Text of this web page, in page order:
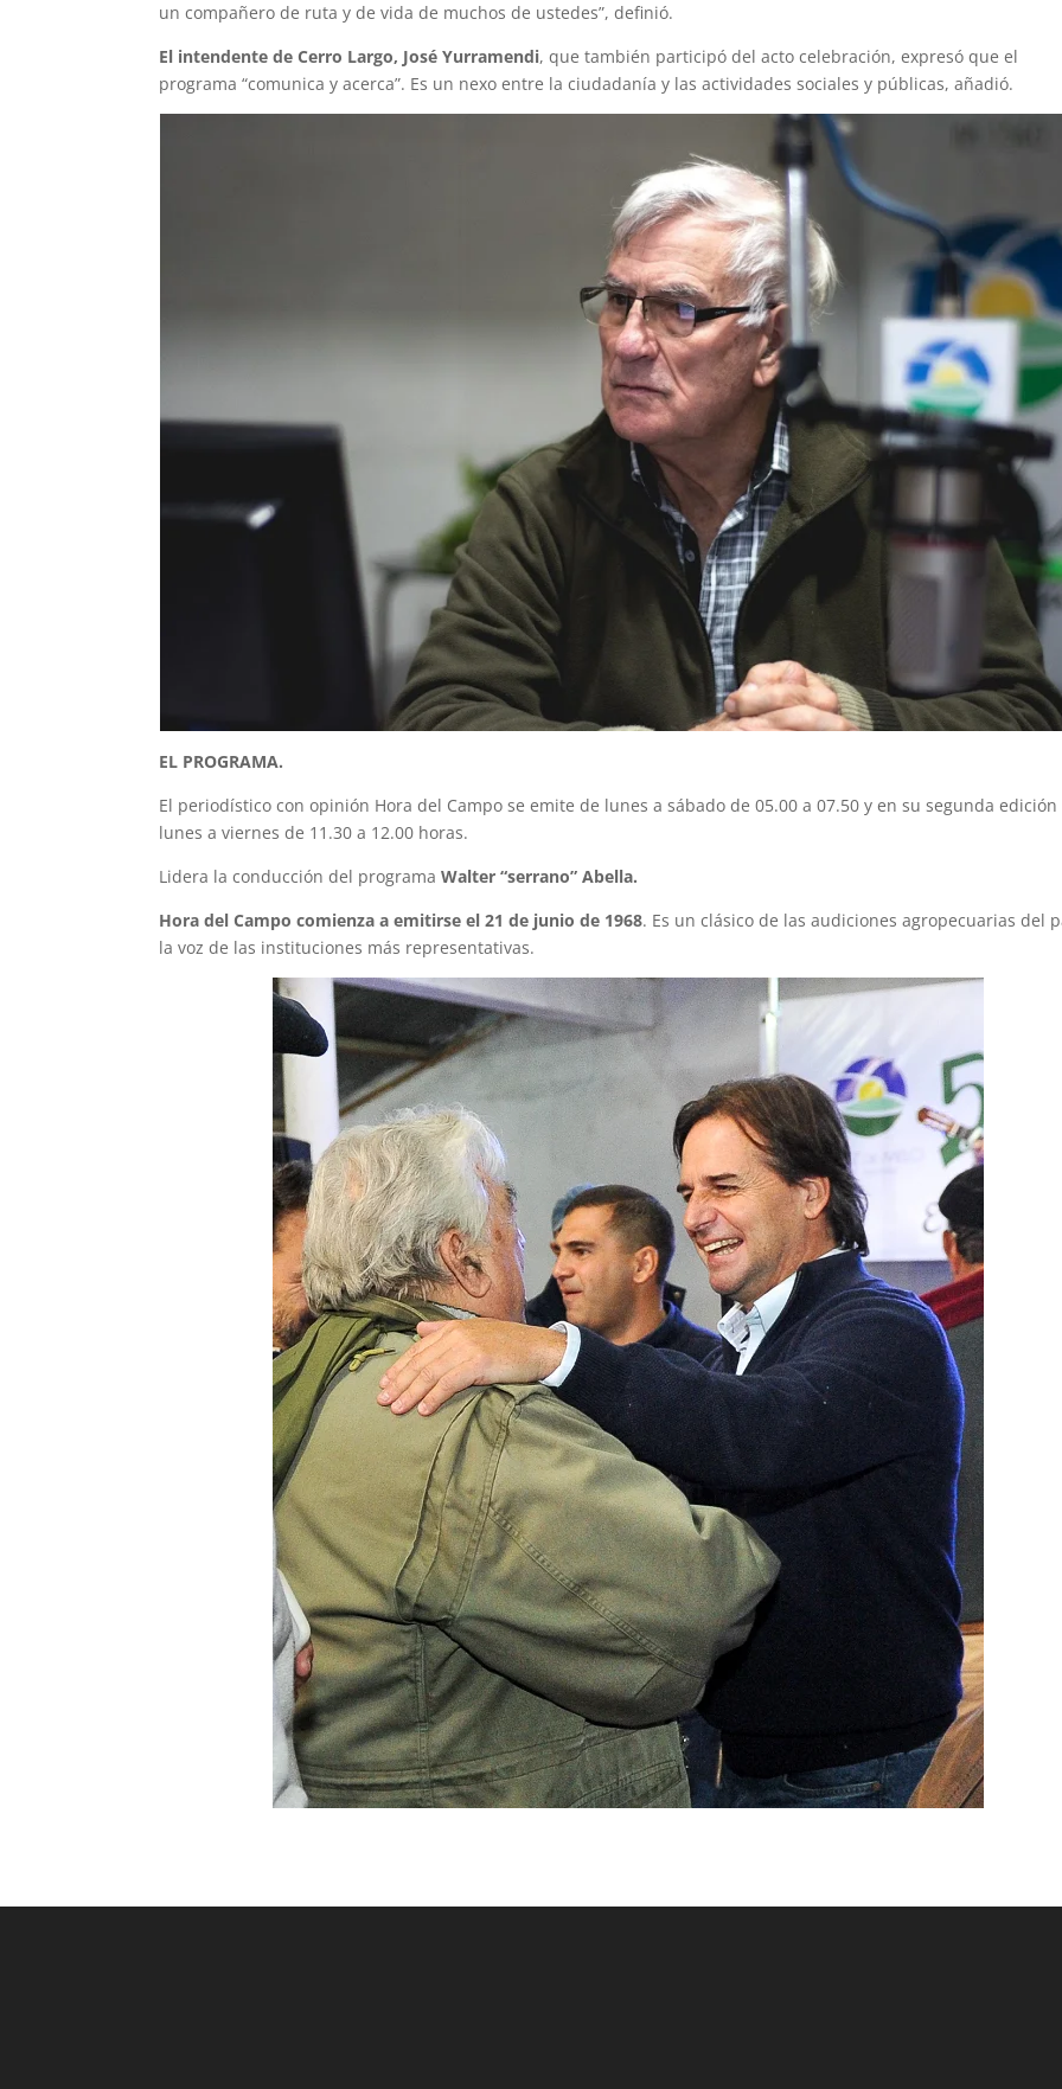
un compañero de ruta y de vida de muchos de ustedes”, definió.
El intendente de Cerro Largo, José Yurramendi, que también participó del acto celebración, expresó que el
programa “comunica y acerca”. Es un nexo entre la ciudadanía y las actividades sociales y públicas, añadió.
EL PROGRAMA.
El periodístico con opinión Hora del Campo se emite de lunes a sábado de 05.00 a 07.50 y en su segunda edición
lunes a viernes de 11.30 a 12.00 horas.
Lidera la conducción del programaWalter “serrano” Abella.
Hora del Campo comienza a emitirse el 21 de junio de 1968. Es un clásico de las audiciones agropecuarias del
la voz de las instituciones más representativas.